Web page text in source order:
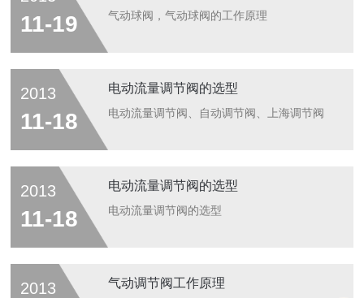
11-19 气动球阀，气动球阀的工作原理
2013
11-18
电动流量调节阀的选型
电动流量调节阀、自动调节阀、上海调节阀
2013
11-18
电动流量调节阀的选型
电动流量调节阀的选型
2013 气动调节阀工作原理